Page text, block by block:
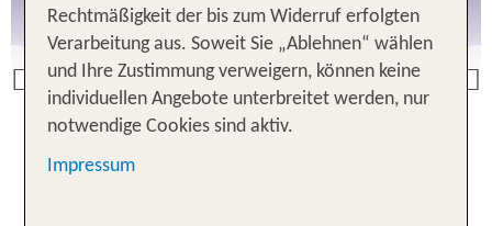
Previous
Rechtmäßigkeit der bis zum Widerruf erfolgten
Verarbeitung aus. Soweit Sie „Ablehnen“ wählen
und Ihre Zustimmung verweigern, können keine
individuellen Angebote unterbreitet werden, nur
notwendige Cookies sind aktiv.
Impressum